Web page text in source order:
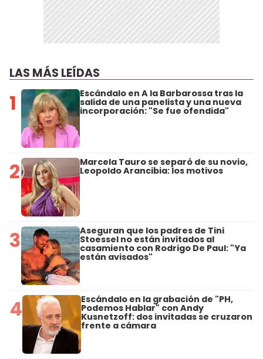
LAS MÁS LEÍDAS
1 Escándalo en A la Barbarossa tras la
salida de una panelista y una nueva
incorporación: "Se fue ofendida"
2 Marcela Tauro se separó de su novio,
Leopoldo Arancibia: los motivos
3 Aseguran que los padres de Tini
Stoessel no están invitados al
casamiento con Rodrigo De Paul: "Ya
están avisados"
4 Escándalo en la grabación de "PH,
Podemos Hablar" con Andy
Kusnetzoff: dos invitadas se cruzaron
frente a cámara